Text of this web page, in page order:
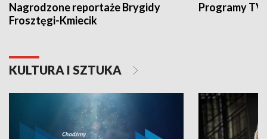
Nagrodzone reportaże Brygidy
Frosztęgi-Kmiecik
Programy
KULTURA I SZTUKA